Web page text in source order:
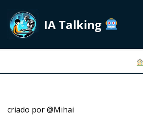
Skip
IA Talking
criado por @Mihai